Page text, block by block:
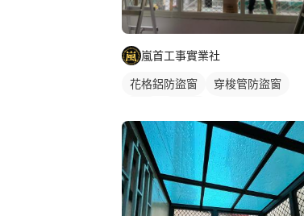
嵐首工事實業社
花格鋁防盜窗
穿梭管防盜窗